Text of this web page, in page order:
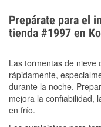
el
extremo. Aprende
anticongelante en
Prepárate para el
tienda #1997 en
Las tormentas de nieve
rápidamente,
durante la noche.
mejora la confiabilidad,
en frío.